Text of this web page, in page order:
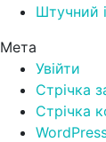
Штучний
Мета
Увійти
Стрічка
Стрічка